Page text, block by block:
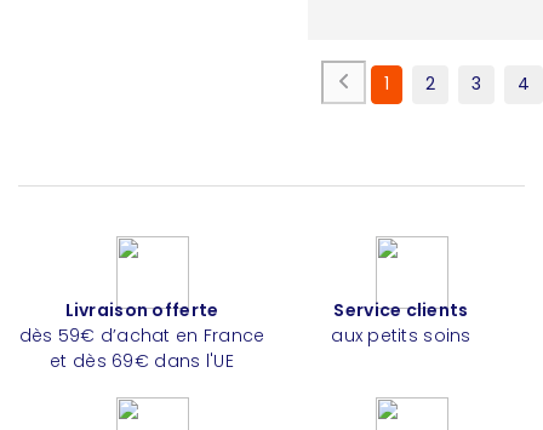
1 2 3 4
Livraison offerte
dès 59€ d’achat en France
et dès 69€ dans l'UE
Service clients
aux petits soins